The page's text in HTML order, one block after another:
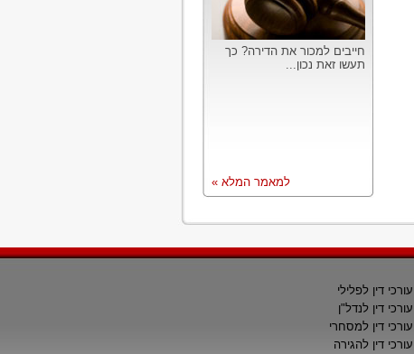
חייבים למכור את הדירה? כך
תעשו זאת נכון...
למאמר המלא »
עורכי דין לפלילי
עורכי דין לנדל"ן
עורכי דין למסחרי
עורכי דין להגירה